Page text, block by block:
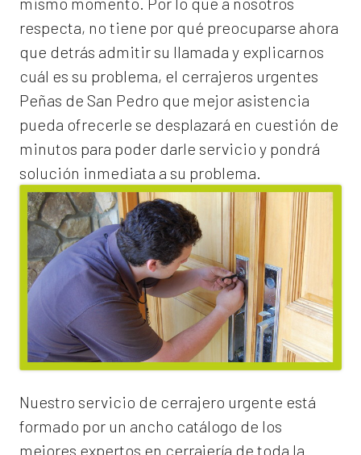
respecta, no tiene por qué preocuparse ahora
que detrás admitir su llamada y explicarnos
cuál es su problema, el cerrajeros urgentes
Peñas de San Pedro que mejor asistencia
pueda ofrecerle se desplazará en cuestión de
minutos para poder darle servicio y pondrá
solución inmediata a su problema.
Nuestro servicio de cerrajero urgente está
formado por un ancho catálogo de los
mejores expertos en cerrajería de toda la